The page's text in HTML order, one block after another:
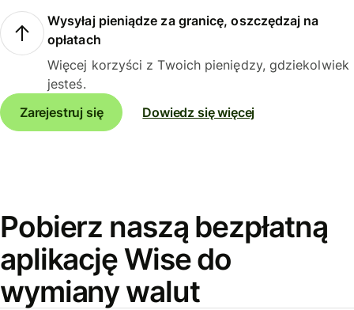
Wysyłaj pieniądze za granicę, oszczędzaj na
opłatach
Więcej korzyści z Twoich pieniędzy, gdziekolwiek
jesteś.
Zarejestruj się
Dowiedz się więcej
Pobierz naszą bezpłatną
aplikację Wise do
wymiany walut